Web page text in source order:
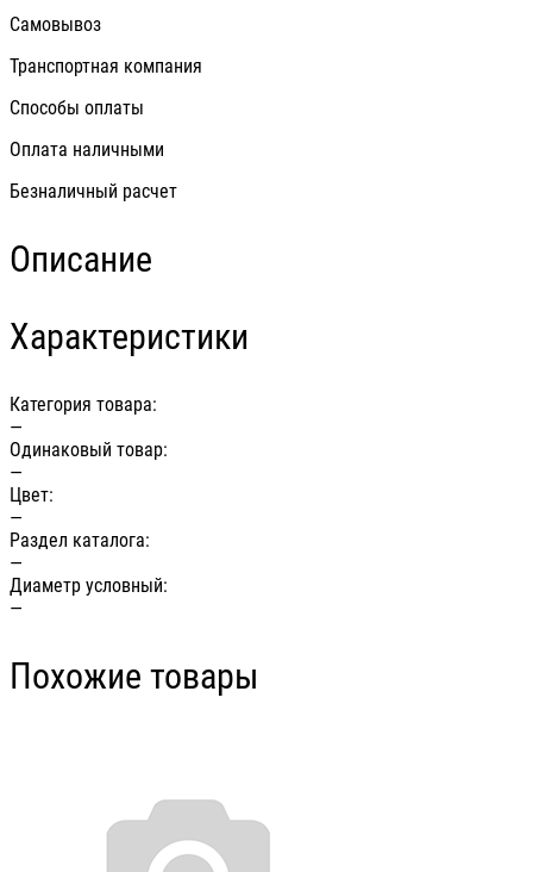
Самовывоз
Транспортная компания
Способы оплаты
Оплата наличными
Безналичный расчет
Описание
Характеристики
Категория товара:
—
Одинаковый товар:
—
Цвет:
—
Раздел каталога:
—
Диаметр условный:
—
Похожие товары